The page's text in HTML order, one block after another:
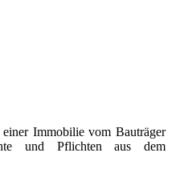
Immo­bi­lie vom Bau­trä­ger
und Pflich­ten aus dem